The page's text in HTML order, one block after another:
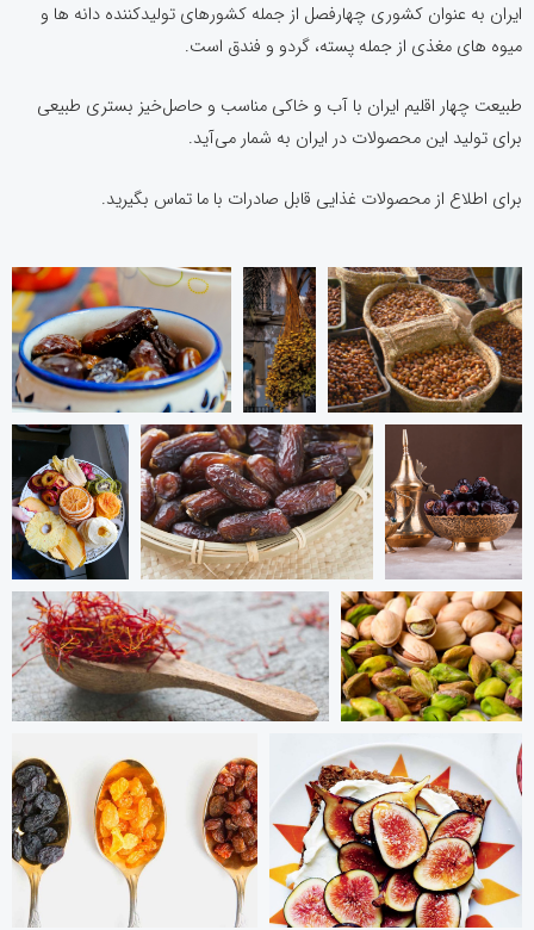
ایران به عنوان کشوری چهارفصل از جمله کشورهای تولیدکننده دانه ها و
میوه های مغذی از جمله پسته، گردو و فندق است.
طبیعت چهار اقلیم ایران با آب و خاکی مناسب و حاصل‌خیز بستری طبیعی
برای تولید این محصولات در ایران به شمار می‌آید.
برای اطلاع از محصولات غذایی قابل صادرات با ما تماس بگیرید.